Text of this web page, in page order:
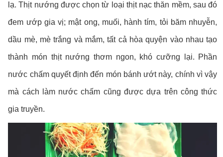
lạ. Thịt nướng được chọn từ loại thịt nạc thăn mềm, sau đó
đem ướp gia vị; mật ong, muối, hành tím, tỏi băm nhuyễn,
dầu mè, mè trắng và mắm, tất cả hòa quyện vào nhau tạo
thành món thịt nướng thơm ngon, khó cưỡng lại. Phần
nước chấm quyết định đến món bánh ướt này, chính vì vậy
mà cách làm nước chấm cũng được dựa trên công thức
gia truyền.